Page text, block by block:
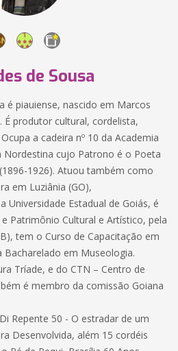
de Sousa
é piauiense, nascido em Marcos
É produtor cultural, cordelista,
a cadeira nº 10 da Academia
Nordestina cujo Patrono é o Poeta
1926). Atuou também como
em Luziânia (GO),
Universidade Estadual de Goiás, é
Patrimônio Cultural e Artístico, pela
tem o Curso de Capacitação em
Bacharelado em Museologia.
Tríade, e do CTN – Centro de
é membro da comissão Goiana
Repente 50 - O estradar de um
Desenvolvida, além 15 cordéis